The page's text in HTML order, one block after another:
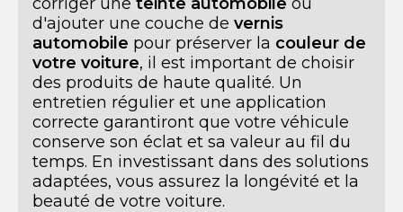
d'ajouter une couche de vernis
automobile pour préserver la couleur de
votre voiture, il est important de choisir
des produits de haute qualité. Un
entretien régulier et une application
correcte garantiront que votre véhicule
conserve son éclat et sa valeur au fil du
temps. En investissant dans des solutions
adaptées, vous assurez la longévité et la
beauté de votre voiture.